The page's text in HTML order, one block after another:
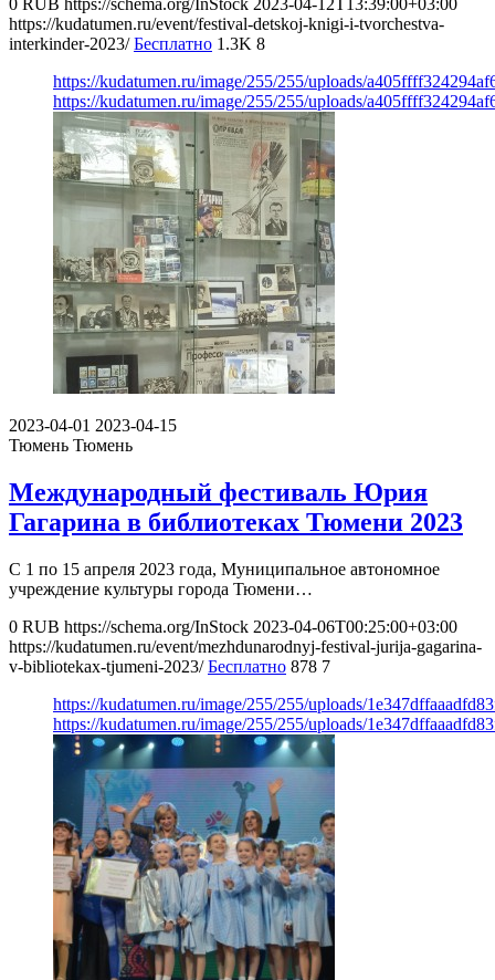
0 RUB https://schema.org/InStock 2023-04-12T13:39:00+03:00
https://kudatumen.ru/event/festival-detskoj-knigi-i-tvorchestva-
interkinder-2023/ Бесплатно 1.3K 8
https://kudatumen.ru/image/255/255/uploads/
https://kudatumen.ru/image/255/255/uploads/
2023-04-01 2023-04-15
Тюмень Тюмень
Международный фестиваль Юрия
Гагарина в библиотеках Тюмени 2023
С 1 по 15 апреля 2023 года, Муниципальное автономное
учреждение культуры города Тюмени…
0 RUB https://schema.org/InStock 2023-04-06T00:25:00+03:00
https://kudatumen.ru/event/mezhdunarodnyj-festival-jurija-gagarina-
v-bibliotekax-tjumeni-2023/ Бесплатно 878 7
https://kudatumen.ru/image/255/255/uploads/
https://kudatumen.ru/image/255/255/uploads/